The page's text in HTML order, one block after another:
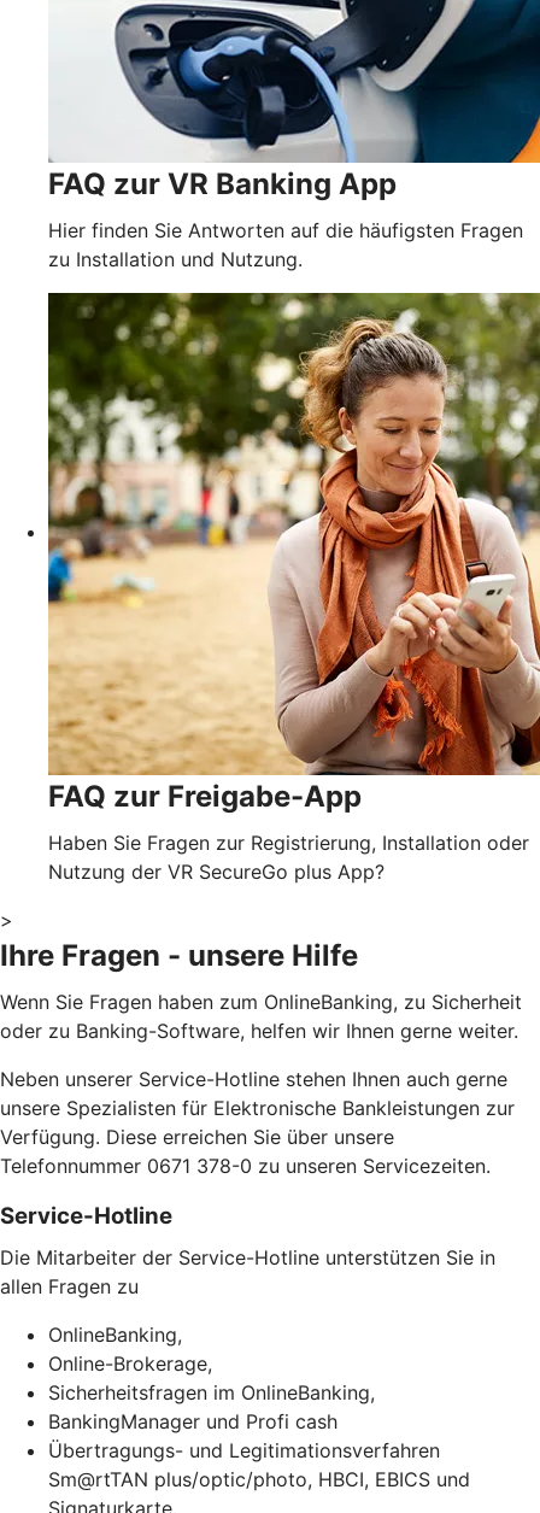
FAQ zur VR Banking App
Hier finden Sie Antworten auf die häufigsten Fragen
zu Installation und Nutzung.
FAQ zur Freigabe-App
Haben Sie Fragen zur Registrierung, Installation oder
Nutzung der VR SecureGo plus App?
>
Ihre Fragen - unsere Hilfe
Wenn Sie Fragen haben zum OnlineBanking, zu Sicherheit
oder zu Banking-Software, helfen wir Ihnen gerne weiter.
Neben unserer Service-Hotline stehen Ihnen auch gerne
unsere Spezialisten für Elektronische Bankleistungen zur
Verfügung. Diese erreichen Sie über unsere
Telefonnummer 0671 378-0 zu unseren Servicezeiten.
Service-Hotline
Die Mitarbeiter der Service-Hotline unterstützen Sie in
allen Fragen zu
OnlineBanking,
Online-Brokerage,
Sicherheitsfragen im OnlineBanking,
BankingManager und Profi cash
Übertragungs- und Legitimationsverfahren
Sm@rtTAN plus/optic/photo, HBCI, EBICS und
Signaturkarte.